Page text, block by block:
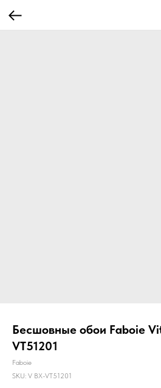
Бесшовные обои Faboie
VT51201
Faboie
SKU: V BX-VT51201